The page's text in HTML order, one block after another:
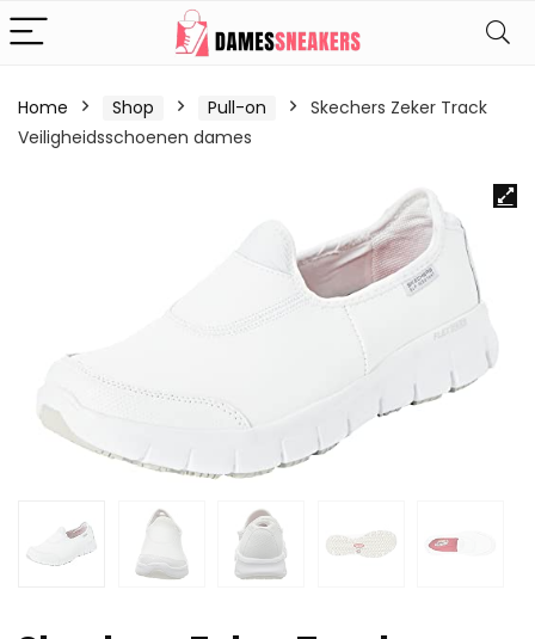
Home Shop Pull-on
Skechers Zeker Track
Veiligheidsschoenen dames